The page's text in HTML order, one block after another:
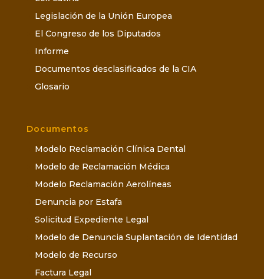
Legislación de la Unión Europea
El Congreso de los Diputados
Informe
Documentos desclasificados de la CIA
Glosario
Documentos
Modelo Reclamación Clínica Dental
Modelo de Reclamación Médica
Modelo Reclamación Aerolíneas
Denuncia por Estafa
Solicitud Expediente Legal
Modelo de Denuncia Suplantación de Identidad
Modelo de Recurso
Factura Legal